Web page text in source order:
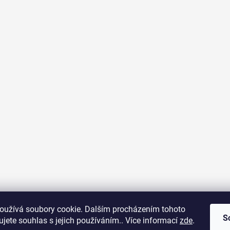
soubory cookie. Dalším procházením tohoto
souhlas s jejich používáním.. Více informací zde.